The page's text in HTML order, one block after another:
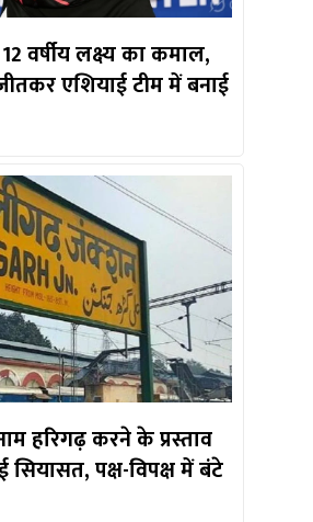
वर्षीय लक्ष्य का कमाल,
एशियाई टीम में बनाई
हरिगढ़ करने के प्रस्ताव
सियासत, पक्ष-विपक्ष में बंटे